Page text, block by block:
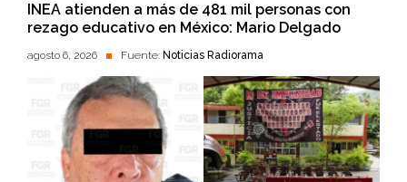
INEA atienden a más de 481 mil personas con
rezago educativo en México: Mario Delgado
agosto 6, 2026 Fuente: Noticias Radiorama